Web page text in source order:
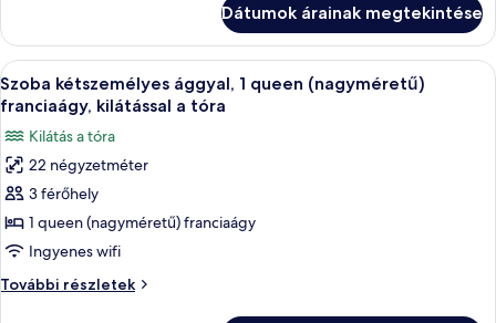
és
egy
kinyithatókanapé
(nagyméretű)
franciaágy
és
egy
kinyithatókanapé
további
részletei
Dátumok árainak megtekintése
A
következő
összes
képének
megtekintése:
Szoba
kétszemélyes
ággyal,
1
Egy ablakból nyíló kilátás: a kép
13
Szoba kétszemélyes ággyal, 1 queen (nagyméretű)
franciaágy, kilátással a tóra
Kilátás a tóra
22 négyzetméter
3 férőhely
1 queen (nagyméretű) franciaágy
Ingyenes wifi
További részletek
Szoba